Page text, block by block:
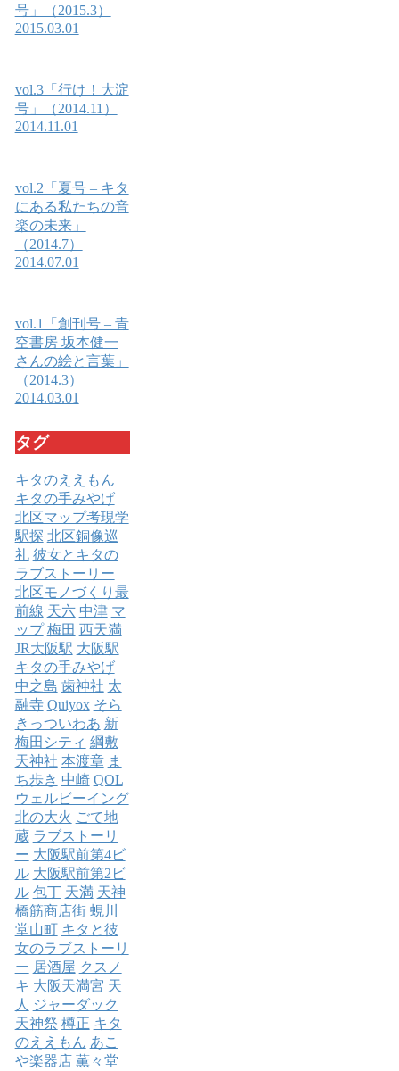
号」（2015.3）
2015.03.01
vol.3「行け！大淀
号」（2014.11）
2014.11.01
vol.2「夏号 – キタ
にある私たちの音
楽の未来」
（2014.7）
2014.07.01
vol.1「創刊号 – 青
空書房 坂本健一
さんの絵と言葉」
（2014.3）
2014.03.01
タグ
キタのええもん
キタの手みやげ
北区マップ考現学
駅探 北区銅像巡
礼 彼女とキタの
ラブストーリー
北区モノづくり最
前線 天六 中津 マ
ップ 梅田 西天満
JR大阪駅 大阪駅
キタの手みやげ
中之島 歯神社 太
融寺 Quiyox そら
きっついわあ 新
梅田シティ 綱敷
天神社 本渡章 ま
ち歩き 中崎 QOL
ウェルビーイング
北の大火 ごて地
蔵 ラブストーリ
ー 大阪駅前第4ビ
ル 大阪駅前第2ビ
ル 包丁 天満 天神
橋筋商店街 蜆川
堂山町 キタと彼
女のラブストーリ
ー 居酒屋 クスノ
キ 大阪天満宮 天
人 ジャーダック
天神祭 樽正 キタ
のええもん あこ
や楽器店 薫々堂